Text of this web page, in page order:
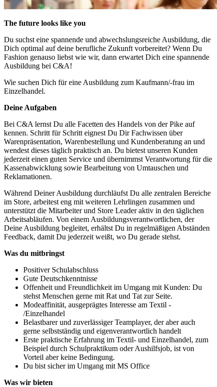
The future looks like you
Du suchst eine spannende und abwechslungsreiche Ausbildung, die
Dich optimal auf deine berufliche Zukunft vorbereitet? Wenn Du
Fashion genauso liebst wie wir, dann erwartet Dich eine spannende
Ausbildung bei C&A!
Wie suchen Dich für eine Ausbildung zum Kaufmann/-frau im
Einzelhandel.
Deine Aufgaben
Bei C&A lernst Du alle Facetten des Handels von der Pike auf
kennen. Schritt für Schritt eignest Du Dir Fachwissen über
Warenpräsentation, Warenbestellung und Kundenberatung an und
wendest dieses täglich praktisch an. Du bietest unseren Kunden
jederzeit einen guten Service und übernimmst Verantwortung für die
Kassenabwicklung sowie Bearbeitung von Umtauschen und
Reklamationen.
Während Deiner Ausbildung durchläufst Du alle zentralen Bereiche
im Store, arbeitest eng mit weiteren Lehrlingen zusammen und
unterstützt die Mitarbeiter und Store Leader aktiv in den täglichen
Arbeitsabläufen. Von einem Ausbildungsverantwortlichen, der
Deine Ausbildung begleitet, erhältst Du in regelmäßigen Abständen
Feedback, damit Du jederzeit weißt, wo Du gerade stehst.
Was du mitbringst
Positiver Schulabschluss
Gute Deutschkenntnisse
Offenheit und Freundlichkeit im Umgang mit Kunden: Du
stehst Menschen gerne mit Rat und Tat zur Seite.
Modeaffinität, ausgeprägtes Interesse am Textil -
/Einzelhandel
Belastbarer und zuverlässiger Teamplayer, der aber auch
gerne selbstständig und eigenverantwortlich handelt
Erste praktische Erfahrung im Textil- und Einzelhandel, zum
Beispiel durch Schulpraktikum oder Aushilfsjob, ist von
Vorteil aber keine Bedingung.
Du bist sicher im Umgang mit MS Office
Was wir bieten